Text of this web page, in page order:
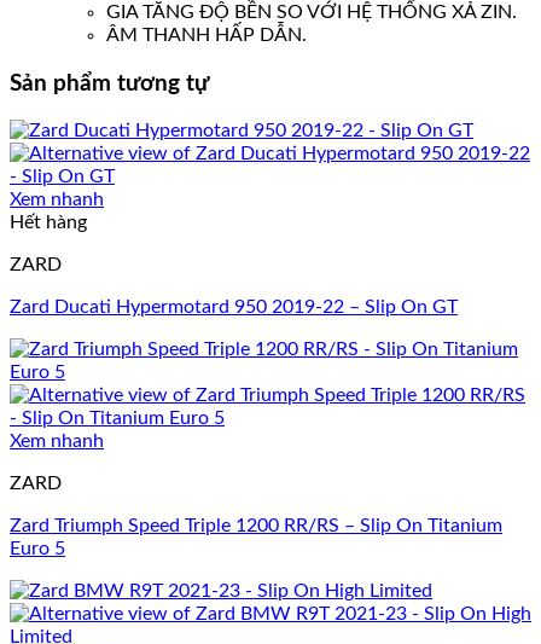
GIA TĂNG ĐỘ BỀN SO VỚI HỆ THỐNG XẢ ZIN.
ÂM THANH HẤP DẪN.
Sản phẩm tương tự
Xem nhanh
Hết hàng
ZARD
Zard Ducati Hypermotard 950 2019-22 – Slip On GT
Xem nhanh
ZARD
Zard Triumph Speed Triple 1200 RR/RS – Slip On Titanium
Euro 5